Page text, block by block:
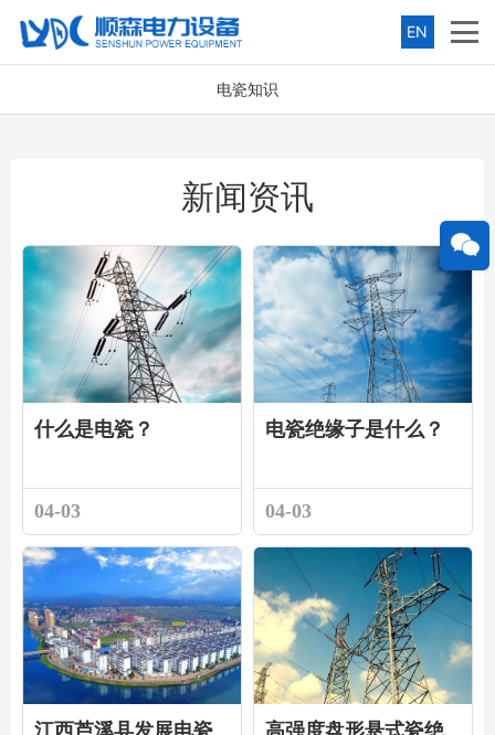
EN
电瓷知识
新闻资讯
什么是电瓷？
04-03
电瓷绝缘子是什么？
04-03
江西芦溪县发展电瓷
高强度盘形悬式瓷绝